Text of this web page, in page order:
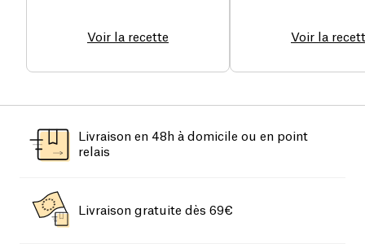
Voir la recette Voir la
Livraison en 48h à domicile ou en point
relais
Livraison gratuite dès 69€